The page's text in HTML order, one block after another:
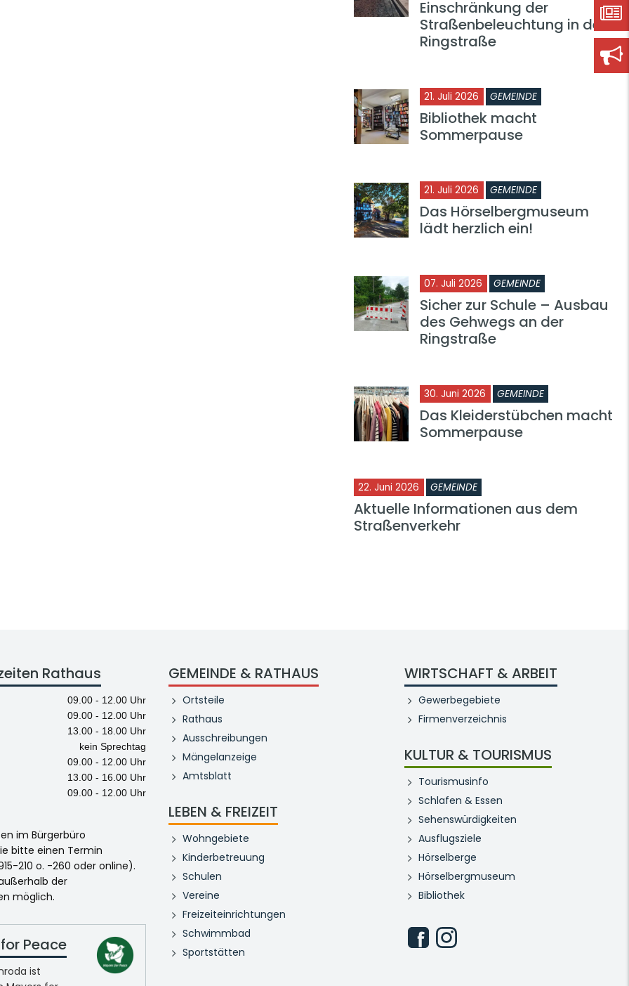
Einschränkung der
Straßenbeleuchtung in der
Ringstraße
21. Juli 2026 GEMEINDE
Bibliothek macht
Sommerpause
21. Juli 2026 GEMEINDE
Das Hörselbergmuseum
lädt herzlich ein!
07. Juli 2026 GEMEINDE
Sicher zur Schule – Ausbau
des Gehwegs an der
Ringstraße
30. Juni 2026 GEMEINDE
Das Kleiderstübchen macht
Sommerpause
22. Juni 2026 GEMEINDE
Aktuelle Informationen aus dem
Straßenverkehr
Rathaus
09.00 - 12.00 Uhr
09.00 - 12.00 Uhr
13.00 - 18.00 Uhr
kein Sprechtag
09.00 - 12.00 Uhr
13.00 - 16.00 Uhr
09.00 - 12.00 Uhr
im Bürgerbüro
bitte einen Termin
210 o. -260 oder online).
der
möglich.
Peace
ist
GEMEINDE & RATHAUS
Ortsteile
Rathaus
Ausschreibungen
Mängelanzeige
Amtsblatt
LEBEN & FREIZEIT
Wohngebiete
Kinderbetreuung
Schulen
Vereine
Freizeiteinrichtungen
Schwimmbad
Sportstätten
WIRTSCHAFT & ARBEIT
Gewerbegebiete
Firmenverzeichnis
KULTUR & TOURISMUS
Tourismusinfo
Schlafen & Essen
Sehenswürdigkeiten
Ausflugsziele
Hörselberge
Hörselbergmuseum
Bibliothek